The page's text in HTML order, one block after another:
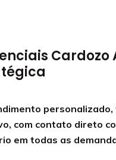
Cardozo
personalizado,
com contato direto
em todas as